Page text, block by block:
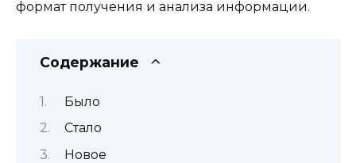
формат получения и анализа информации.
Содержание
Было
Стало
Новое